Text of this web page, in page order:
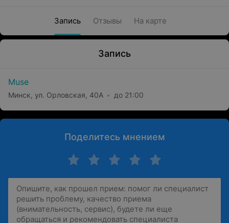
Запись Отзывы На карте
Запись
Muse
Минск, ул. Орловская, 40А до 21:00
Поделитесь мнением